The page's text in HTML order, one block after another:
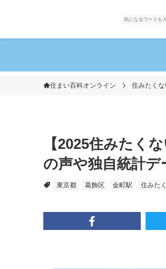
住まい百科オンライン 住みたくな
【2025住みたく
の声や独自統計
東京都 葛飾区 金町駅 住みた